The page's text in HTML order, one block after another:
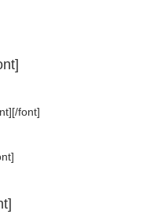
font]